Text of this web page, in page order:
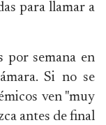
para llamar a
por semana en
Si no se
ven "muy
antes de final